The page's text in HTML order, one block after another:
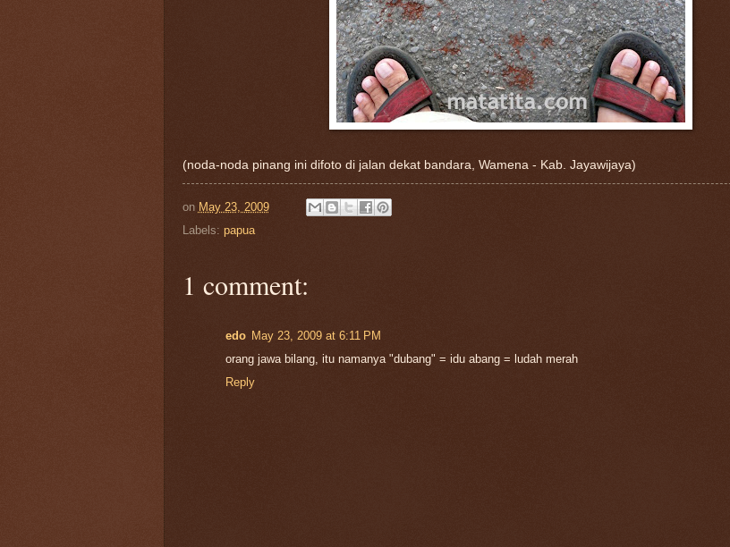
(noda-noda pinang ini difoto di jalan dekat bandara, Wamena - Kab. Jayawijaya)
on May 23, 2009
Labels: papua
1 comment:
edo May 23, 2009 at 6:11 PM
orang jawa bilang, itu namanya "dubang" = idu abang = ludah merah
Reply